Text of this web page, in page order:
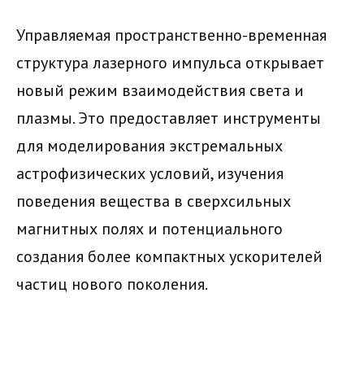
Управляемая пространственно-временная
структура лазерного импульса открывает
новый режим взаимодействия света и
плазмы. Это предоставляет инструменты
для моделирования экстремальных
астрофизических условий, изучения
поведения вещества в сверхсильных
магнитных полях и потенциального
создания более компактных ускорителей
частиц нового поколения.